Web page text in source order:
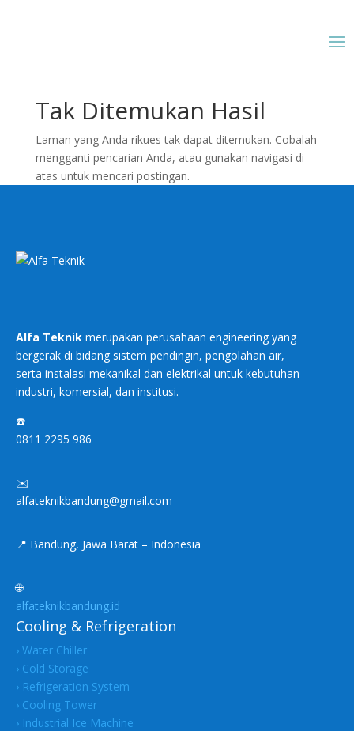
Tak Ditemukan Hasil
Laman yang Anda rikues tak dapat ditemukan. Cobalah
mengganti pencarian Anda, atau gunakan navigasi di
atas untuk mencari postingan.
Alfa Teknik merupakan perusahaan engineering yang
bergerak di bidang sistem pendingin, pengolahan air,
serta instalasi mekanikal dan elektrikal untuk kebutuhan
industri, komersial, dan institusi.
☎️
0811 2295 986
✉️
alfateknikbandung@gmail.com
📍 Bandung, Jawa Barat – Indonesia
🌐
alfateknikbandung.id
Cooling & Refrigeration
› Water Chiller
› Cold Storage
› Refrigeration System
› Cooling Tower
› Industrial Ice Machine